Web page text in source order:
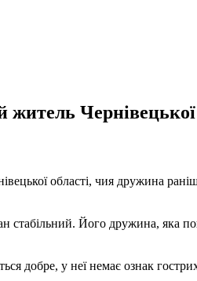
області, чия дружина
стабільний. Його дружина, яка
добре, у неї немає ознак